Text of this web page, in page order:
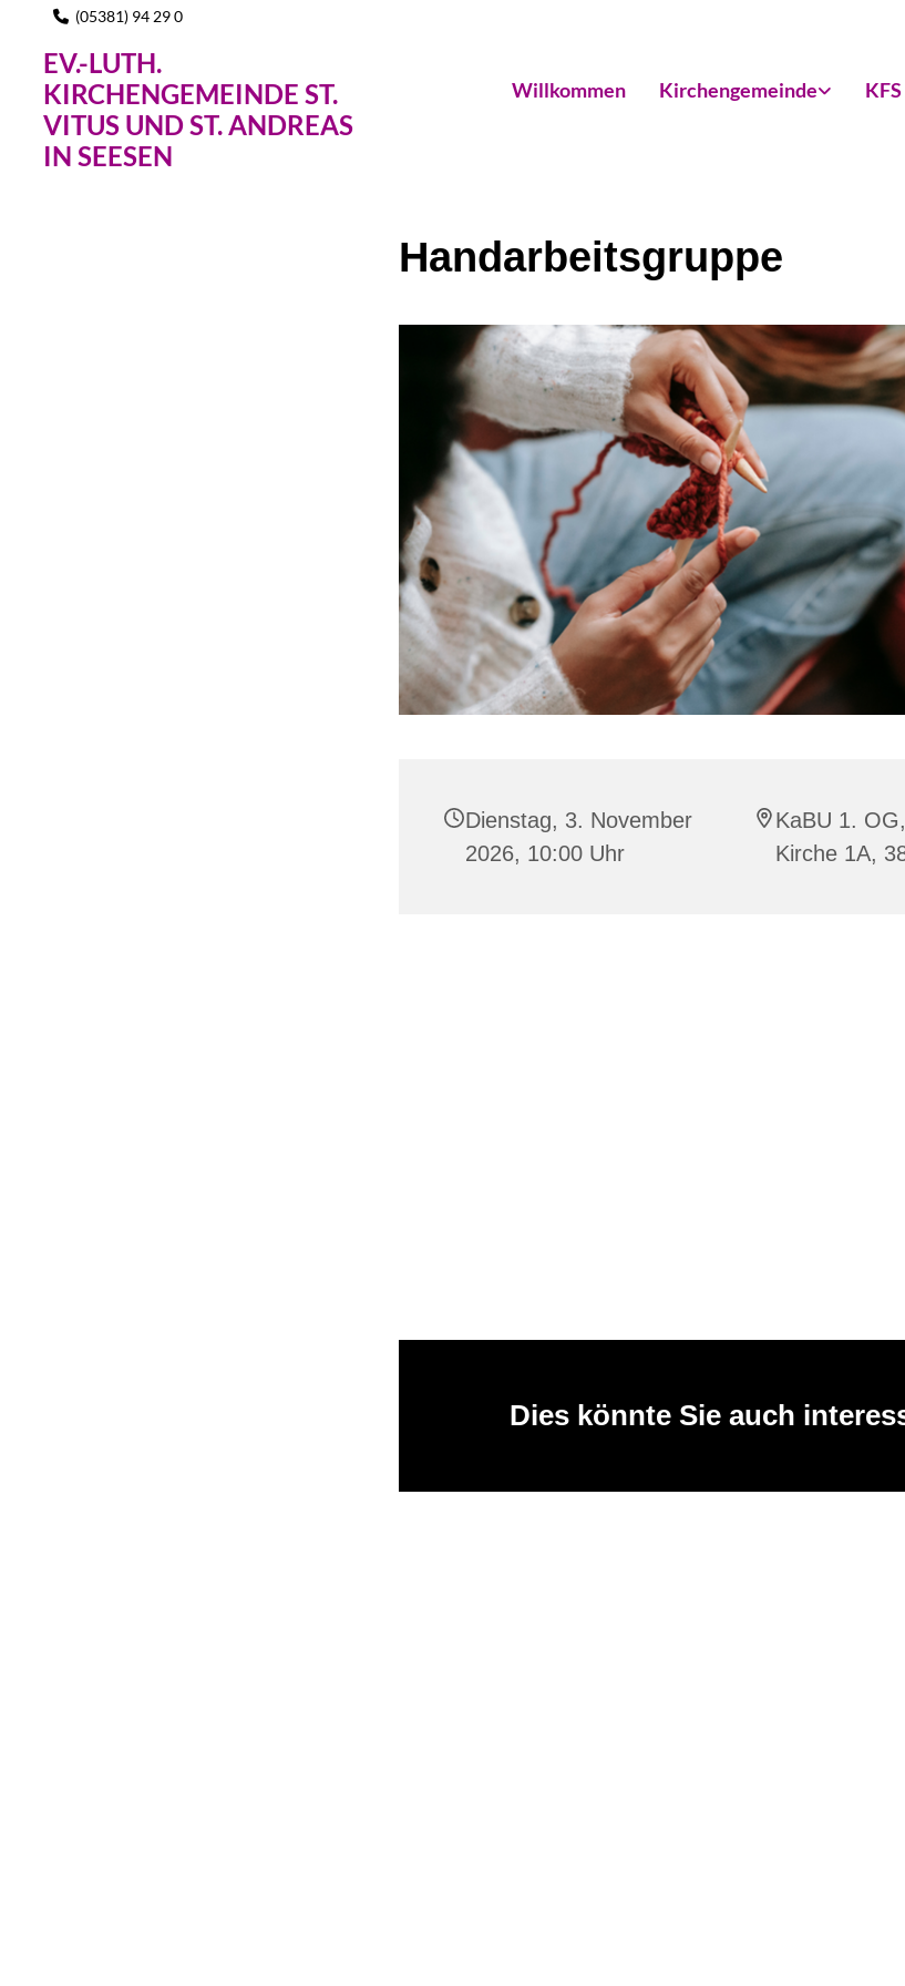
 (05381) 94 29 0
EV.-LUTH.
KIRCHENGEMEINDE ST.
VITUS UND ST. ANDREAS
IN SEESEN
Willkommen Kirchengemeinde
Handarbeitsgruppe
Dienstag, 3. November
2026, 10:00 Uhr
KaBU 1.
Kirche 1A,
Dies könnte Sie auch